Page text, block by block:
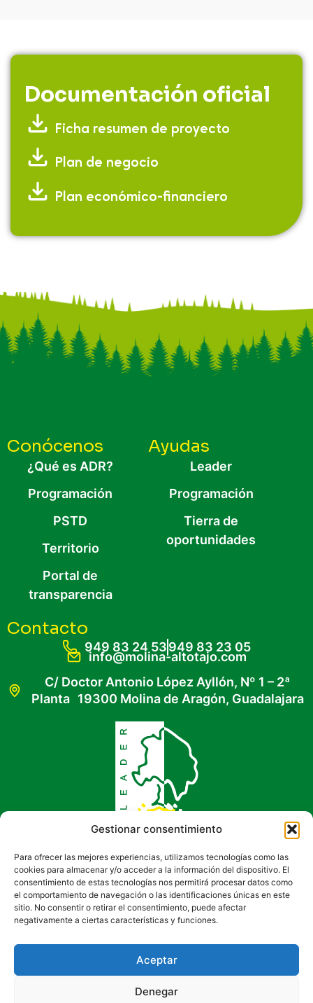
Gestionar consentimiento
Para ofrecer las mejores experiencias, utilizamos tecnologías como las
cookies para almacenar y/o acceder a la información del dispositivo. El
consentimiento de estas tecnologías nos permitirá procesar datos como
el comportamiento de navegación o las identificaciones únicas en este
sitio. No consentir o retirar el consentimiento, puede afectar
negativamente a ciertas características y funciones.
Aceptar
Denegar
Documentación oficial
Ficha resumen de proyecto
Plan de negocio
Plan económico-financiero
Conócenos
¿Qué es ADR?
Programación
PSTD
Territorio
Portal de
transparencia
Ayudas
Leader
Programación
Tierra de
oportunidades
Contacto
949 83 24 53949 83 23 05
info@molina-altotajo.com
C/ Doctor Antonio López Ayllón, Nº 1 – 2ª
Planta 19300 Molina de Aragón, Guadalajara